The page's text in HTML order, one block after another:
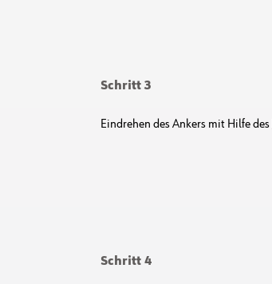
Schritt 3
Eindrehen des Ankers mit Hilfe des
Schritt 4